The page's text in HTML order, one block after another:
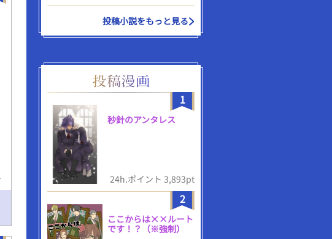
投稿小説をもっと見る
1
秒針のアンタレス
24h.ポイント 3,893pt
2
ここからは××ルート
です！？（※強制）